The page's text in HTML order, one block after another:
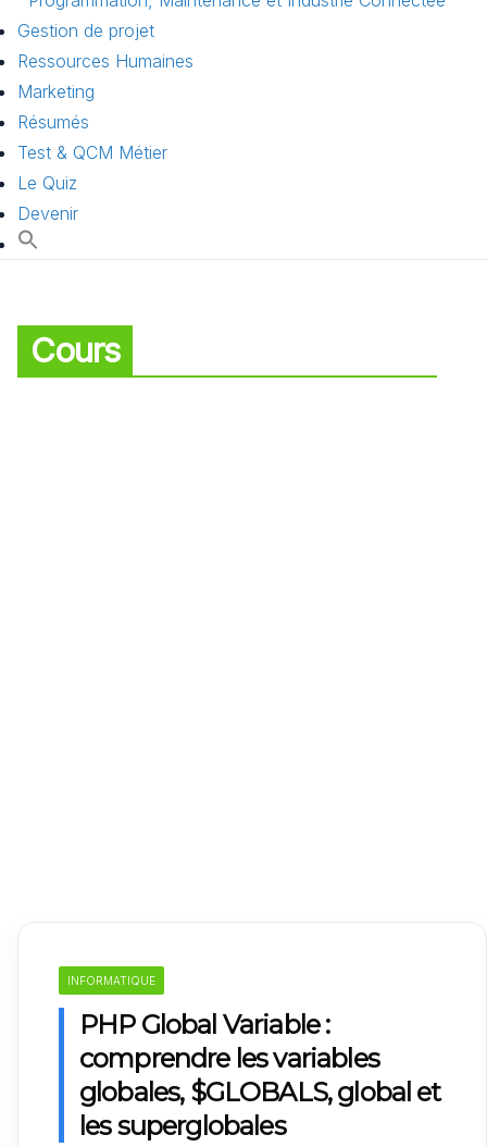
Gestion de projet
Ressources Humaines
Marketing
Résumés
Test & QCM Métier
Le Quiz
Devenir
Cours
INFORMATIQUE
PHP Global Variable :
comprendre les variables
globales, $GLOBALS, global et
les superglobales